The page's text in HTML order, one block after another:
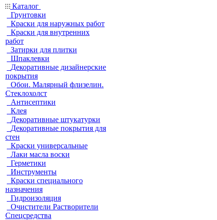
Каталог
Грунтовки
Краски для наружных работ
Краски для внутренних
работ
Затирки для плитки
Шпаклевки
Декоративные дизайнерские
покрытия
Обои. Малярный флизелин.
Стеклохолст
Антисептики
Клея
Декоративные штукатурки
Декоративные покрытия для
стен
Краски универсальные
Лаки масла воски
Герметики
Инструменты
Краски специального
назначения
Гидроизоляция
Очистители Растворители
Спецсредства